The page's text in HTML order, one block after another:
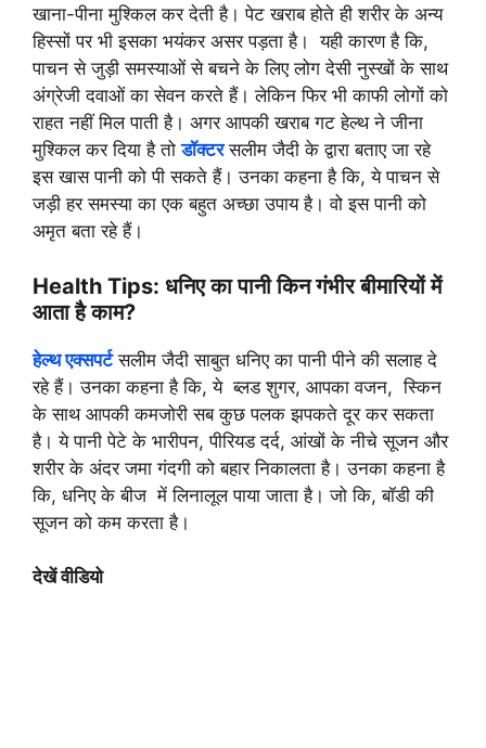
खाना-पीना मुश्किल कर देती है। पेट खराब होते ही शरीर के अन्य
हिस्सों पर भी इसका भयंकर असर पड़ता है। यही कारण है कि,
पाचन से जुड़ी समस्याओं से बचने के लिए लोग देसी नुस्खों के साथ
अंग्रेजी दवाओं का सेवन करते हैं। लेकिन फिर भी काफी लोगों को
राहत नहीं मिल पाती है। अगर आपकी खराब गट हेल्थ ने जीना
मुश्किल कर दिया है तोडॉक्टर सलीम जैदी के द्वारा बताए जा रहे
इस खास पानी को पी सकते हैं। उनका कहना है कि, ये पाचन से
जड़ी हर समस्या का एक बहुत अच्छा उपाय है। वो इस पानी को
अमृत बता रहे हैं।
Health Tips: धनिए का पानी किन गंभीर बीमारियों में
आता है काम?
हेल्थ एक्सपर्ट सलीम जैदी साबुत धनिए का पानी पीने की सलाह दे
रहे हैं। उनका कहना है कि, ये ब्लड शुगर, आपका वजन, स्किन
के साथ आपकी कमजोरी सब कुछ पलक झपकते दूर कर सकता
है। ये पानी पेटे के भारीपन, पीरियड दर्द, आंखों के नीचे सूजन और
शरीर के अंदर जमा गंदगी को बहार निकालता है। उनका कहना है
कि, धनिए के बीज में लिनालूल पाया जाता है। जो कि, बॉडी की
सूजन को कम करता है।
देखें वीडियो